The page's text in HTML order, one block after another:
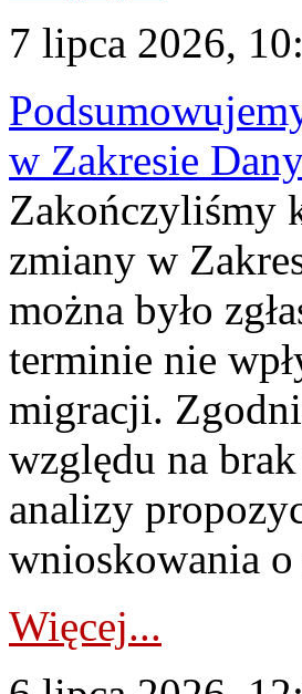
7 lipca 2026,
w Zakresie
Zakończyliśmy
zmiany w
można było
terminie nie
migracji.
względu na
analizy
wnioskowania
Więcej...